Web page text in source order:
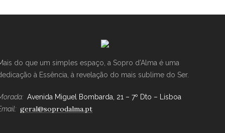
do que um simples espaço, a Sopro d’Alma é uma
à Essência, à revelação do mais sublime do Ser.
Avenida Miguel Bombarda, 21 – 7º Dto – Lisboa
geral@soprodalma.pt